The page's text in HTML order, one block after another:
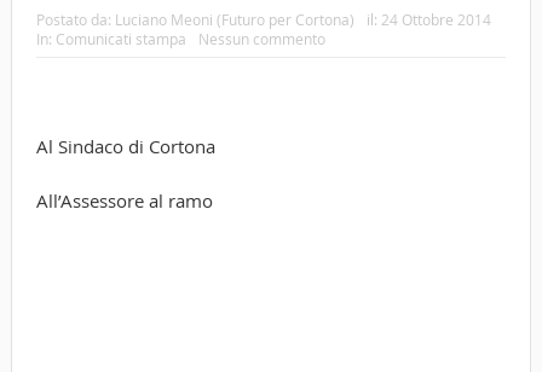
Postato da: Luciano Meoni (Futuro per Cortona) il: 24 Ottobre 2014
In: Comunicati stampa Nessun commento
Al Sindaco di Cortona
All’Assessore al ramo